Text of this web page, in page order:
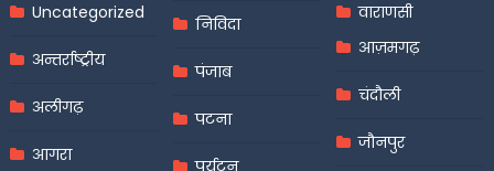
Uncategorized
अन्तर्राष्ट्रीय
अलीगढ़
आगरा
निविदा
पंजाब
पटना
वाराणसी
आज़मगढ़
चंदौली
जौनपुर